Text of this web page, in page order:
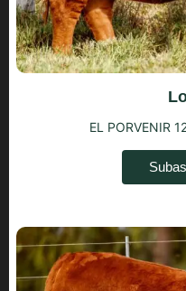
EL PORVENIR